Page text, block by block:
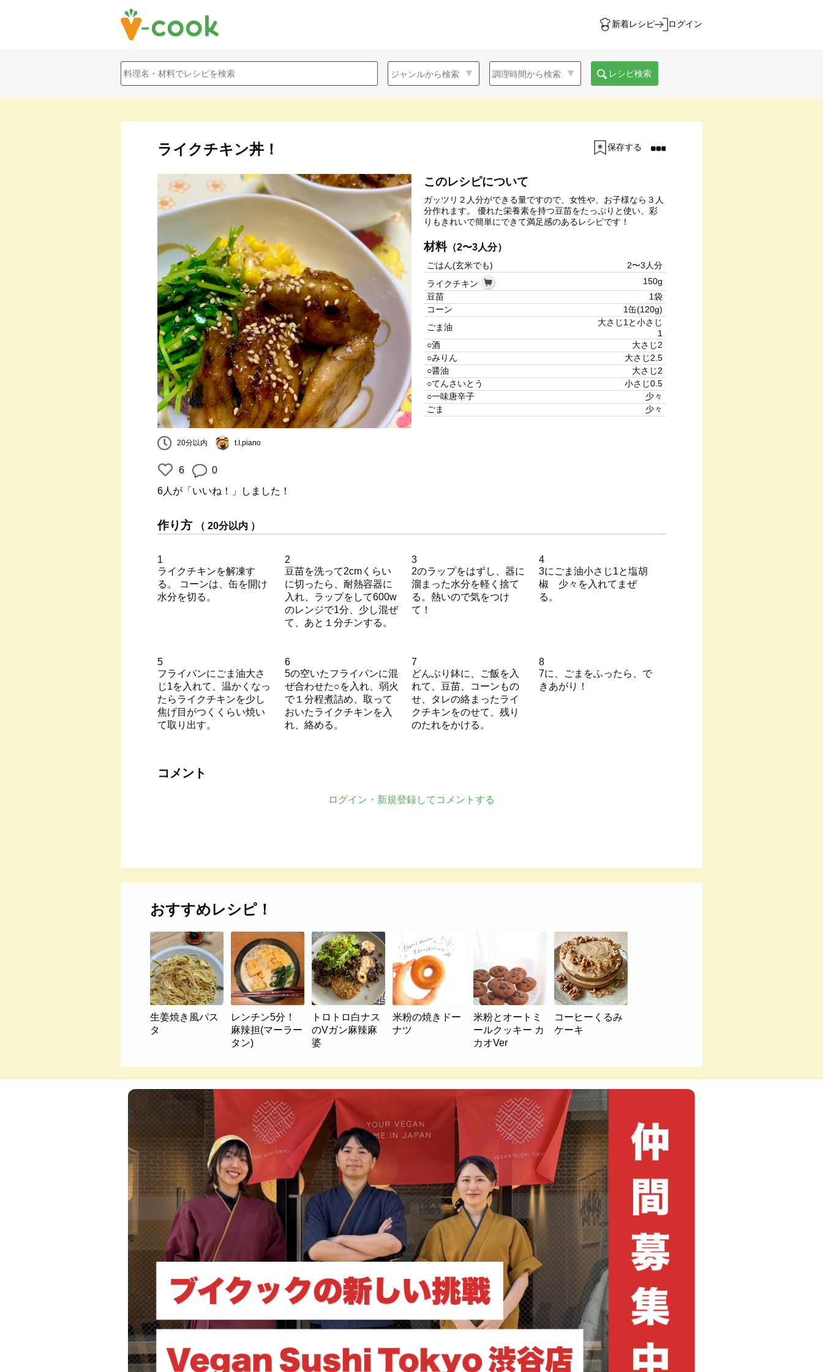
新着レシピ ログイン
レシピ検索
ライクチキン丼！ 保存する
20分以内 t.I.piano
6 0
6人 が「いいね！」しました！
このレシピについて
ガッツリ２人分ができる量ですので、女性や、お子様なら３人
分作れます。 優れた栄養素を持つ豆苗をたっぷりと使い、彩
りもきれいで簡単にできて満足感のあるレシピです！
材料（2〜3人分）
ごはん(玄米でも)
2〜3人分
ライクチキン
150g
豆苗
1袋
コーン
1缶(120g)
ごま油
大さじ1と小さじ
1
○酒
大さじ2
○みりん
大さじ2.5
○醤油
大さじ2
○てんさいとう
小さじ0.5
○一味唐辛子
少々
ごま
少々
作り方 （ 20分以内 ）
1
ライクチキンを解凍す
る。 コーンは、缶を開け
水分を切る。
2
豆苗を洗って2cmくらい
に切ったら、耐熱容器に
入れ、ラップをして600w
のレンジで1分、少し混ぜ
て、あと１分チンする。
3
2のラップをはずし、器に
溜まった水分を軽く捨て
る。熱いので気をつけ
て！
4
3にごま油小さじ1と塩胡
椒 少々を入れてまぜ
る。
5
フライパンにごま油大さ
じ1を入れて、温かくなっ
たらライクチキンを少し
焦げ目がつくくらい焼い
て取り出す。
6
5の空いたフライパンに混
ぜ合わせた○を入れ、弱火
で１分程煮詰め、取って
おいたライクチキンを入
れ、絡める。
7
どんぶり鉢に、ご飯を入
れて、豆苗、コーンもの
せ、タレの絡まったライ
クチキンをのせて、残り
のたれをかける。
8
7に、ごまをふったら、で
きあがり！
コメント
ログイン・新規登録してコメントする
おすすめレシピ！
生姜焼き風パス
タ
レンチン5分！
麻辣担(マーラー
タン)
トロトロ白ナス
のVガン麻辣麻
婆
米粉の焼きドー
ナツ
米粉とオートミ
ールクッキー カ
カオVer
コーヒーくるみ
ケーキ